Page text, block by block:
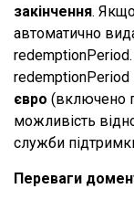
закінчення.
автоматично
євро (включено
можливість
служби
Переваги